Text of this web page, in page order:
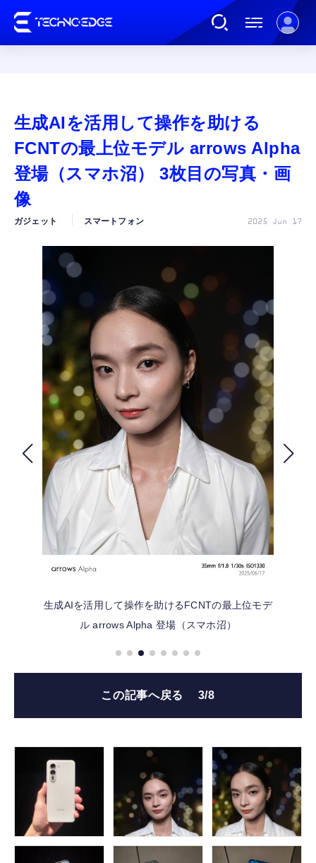
AI
ガジェット
ゲーム
カルチャー
公式ストア
FOLLOW US
生成AIを活用して操作を助ける
FCNTの最上位モデル arrows Alpha
登場（スマホ沼） 3枚目の写真・画
像
ガジェット スマートフォン 2025 Jun 17
生成AIを活用して操作を助けるFCNTの最上位モデ
ル arrows Alpha 登場（スマホ沼）
この記事へ戻る 3/8